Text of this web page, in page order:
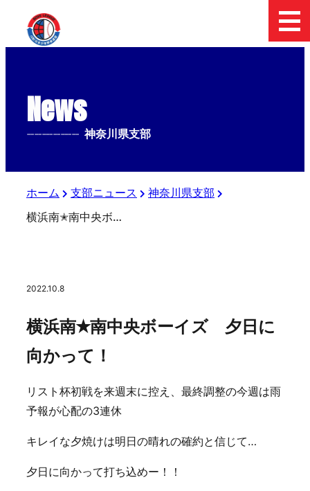
News
-------------- 神奈川県支部
ホーム 支部ニュース
神奈川県支部
横浜南✭南中央ボーイズ 夕日に向かって！
2022.10.8
横浜南✭南中央ボーイズ 夕日に
向かって！
リスト杯初戦を来週末に控え、最終調整の今週は雨
予報が心配の3連休
キレイな夕焼けは明日の晴れの確約と信じて…
夕日に向かって打ち込めー！！